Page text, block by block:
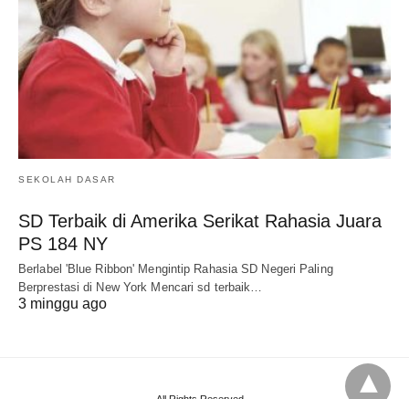
SEKOLAH DASAR
SD Terbaik di Amerika Serikat Rahasia Juara
PS 184 NY
Berlabel 'Blue Ribbon' Mengintip Rahasia SD Negeri Paling
Berprestasi di New York Mencari sd terbaik…
3 minggu ago